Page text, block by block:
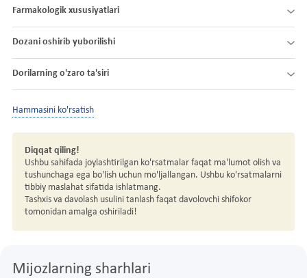
Farmakologik xususiyatlari
Dozani oshirib yuborilishi
Dorilarning o'zaro ta'siri
Hammasini ko'rsatish
Diqqat qiling!
Ushbu sahifada joylashtirilgan ko'rsatmalar faqat ma'lumot olish va
tushunchaga ega bo'lish uchun mo'ljallangan. Ushbu ko'rsatmalarni
tibbiy maslahat sifatida ishlatmang.
Tashxis va davolash usulini tanlash faqat davolovchi shifokor
tomonidan amalga oshiriladi!
Mijozlarning sharhlari